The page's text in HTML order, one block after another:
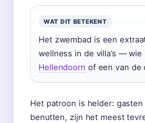
WAT DIT BETEKENT
Het zwembad is een
wellness in de villa’s —
Hellendoorn of een van de
Het patroon is helder:
benutten, zijn het meest